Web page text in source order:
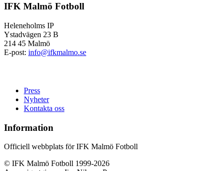
IFK Malmö Fotboll
Heleneholms IP
Ystadvägen 23 B
214 45 Malmö
E-post: info@ifkmalmo.se
Press
Nyheter
Kontakta oss
Information
Officiell webbplats för IFK Malmö Fotboll
© IFK Malmö Fotboll 1999-2026